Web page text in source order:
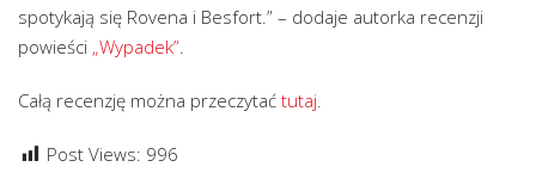
spotykają się Rovena i Besfort.” – dodaje autorka recenzji
powieści „Wypadek”.
Całą recenzję można przeczytać tutaj.
Post Views: 996